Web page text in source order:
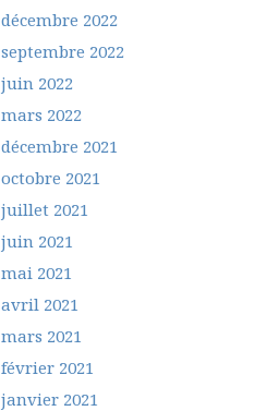
décembre 2022
septembre 2022
juin 2022
mars 2022
décembre 2021
octobre 2021
juillet 2021
juin 2021
mai 2021
avril 2021
mars 2021
février 2021
janvier 2021